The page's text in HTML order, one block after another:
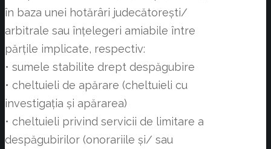
în baza unei hotărâri judecătorești/
arbitrale sau înțelegeri amiabile între
părțile implicate, respectiv:
• sumele stabilite drept despăgubire
• cheltuieli de apărare (cheltuieli cu
investigația și apărarea)
• cheltuieli privind servicii de limitare a
despăgubirilor (onorariile și/ sau